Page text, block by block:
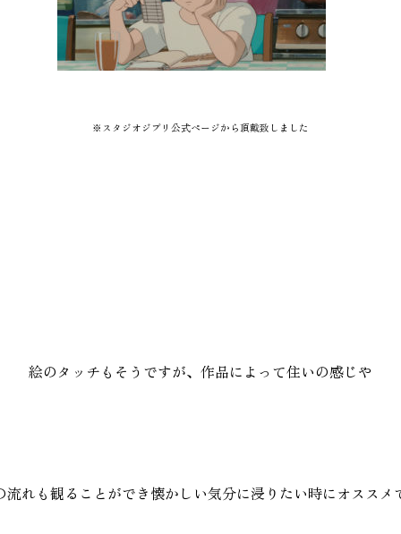
※スタジオジブリ公式ページから頂戴致しました
絵のタッチもそうですが、作品によって住いの感じや
流れも観ることができ懐かしい気分に浸りたい時にオスス